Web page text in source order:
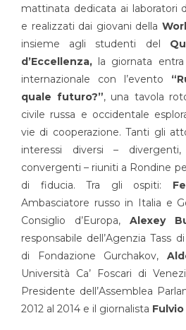
mattinata dedicata ai laboratori
e realizzati dai giovani della
insieme agli studenti del
d’Eccellenza, la giornata
internazionale con l’evento
quale futuro?”, una tavola
civile russa e occidentale
vie di cooperazione. Tanti gli
interessi diversi –
convergenti – riuniti a Rondine
di fiducia. Tra gli ospiti:
Ambasciatore russo in Italia e
Consiglio d’Europa, Alexey
responsabile dell’Agenzia Tass
di Fondazione Gurchakov,
Università Ca’ Foscari di
Presidente dell’Assemblea
2012 al 2014 e il giornalista